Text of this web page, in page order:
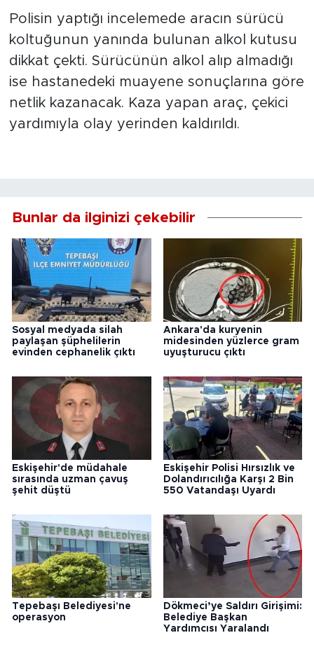
Polisin yaptığı incelemede aracın sürücü
koltuğunun yanında bulunan alkol kutusu
dikkat çekti. Sürücünün alkol alıp almadığı
ise hastanedeki muayene sonuçlarına göre
netlik kazanacak. Kaza yapan araç, çekici
yardımıyla olay yerinden kaldırıldı.
Bunlar da ilginizi çekebilir
Sosyal medyada silah
paylaşan şüphelilerin
evinden cephanelik çıktı
Ankara'da kuryenin
midesinden yüzlerce gram
uyuşturucu çıktı
Eskişehir'de müdahale
sırasında uzman çavuş
şehit düştü
Eskişehir Polisi Hırsızlık ve
Dolandırıcılığa Karşı 2 Bin
550 Vatandaşı Uyardı
Tepebaşı Belediyesi'ne
operasyon
Dökmeci’ye Saldırı Girişimi:
Belediye Başkan
Yardımcısı Yaralandı